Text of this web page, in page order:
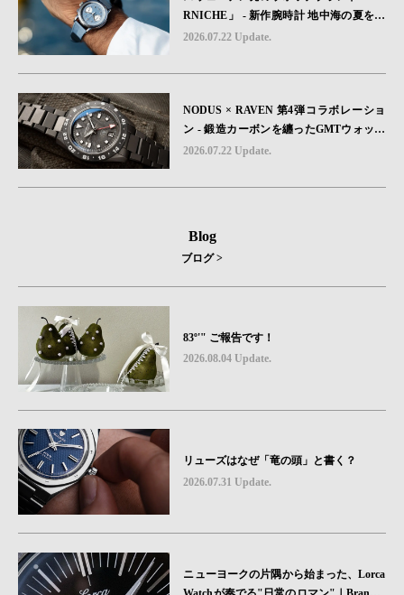
RNICHE」 - 新作腕時計 地中海の夏を映
す、爽やかなブルーダイヤル「Heritage C
2026.07.22 Update.
NODUS × RAVEN 第4弾コラボレーショ
ン - 鍛造カーボンを纏ったGMTウォッチ
「TRAILTREKKER CARBON」が登場
2026.07.22 Update.
Blog
ブログ >
83º'" ご報告です！
2026.08.04 Update.
リューズはなぜ「竜の頭」と書く？
2026.07.31 Update.
ニューヨークの片隅から始まった、Lorca